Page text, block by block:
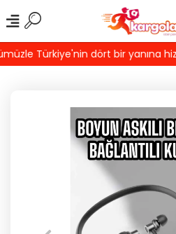
Türkiye'nin dört bir yanına